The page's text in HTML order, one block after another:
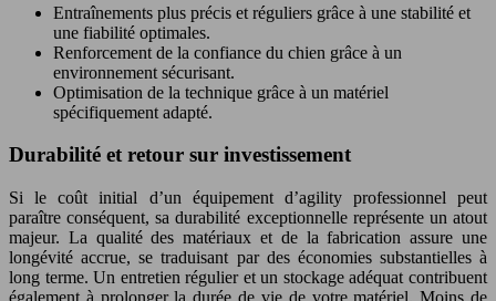
Entraînements plus précis et réguliers grâce à une stabilité et
une fiabilité optimales.
Renforcement de la confiance du chien grâce à un
environnement sécurisant.
Optimisation de la technique grâce à un matériel
spécifiquement adapté.
Durabilité et retour sur investissement
Si le coût initial d’un équipement d’agility professionnel peut
paraître conséquent, sa durabilité exceptionnelle représente un atout
majeur. La qualité des matériaux et de la fabrication assure une
longévité accrue, se traduisant par des économies substantielles à
long terme. Un entretien régulier et un stockage adéquat contribuent
également à prolonger la durée de vie de votre matériel. Moins de